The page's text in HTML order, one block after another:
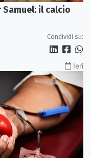
il calcio
Condividi su:
Ieri